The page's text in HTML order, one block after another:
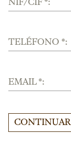
NIF/CIF *:
TELÉFONO *:
EMAIL *:
CONTINUAR